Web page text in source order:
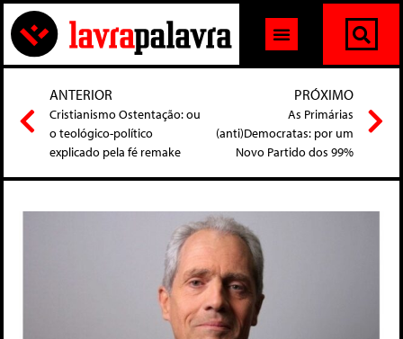
ANTERIOR
Cristianismo Ostentação: ou
o teológico-político
explicado pela fé remake
PRÓXIMO
As Primárias
(anti)Democratas: por um
Novo Partido dos 99%